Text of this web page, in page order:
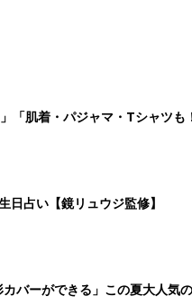
「肌着・パジャマ・Tシャツも
占い【鏡リュウジ監修】
バーができる」この夏大人気